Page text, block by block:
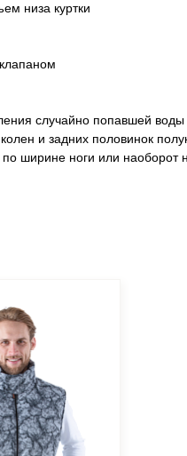
низа куртки
случайно попавшей воды
и задних половинок
ширине ноги или наоборот